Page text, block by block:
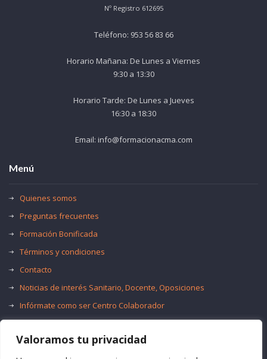
Valoramos tu privacidad
Nº Registro 612695
Teléfono: 953 56 83 66
Horario Mañana: De Lunes a Viernes
9:30 a 13:30
Horario Tarde: De Lunes a Jueves
16:30 a 18:30
Email: info@formacionacma.com
Menú
Quienes somos
Preguntas frecuentes
Formación Bonificada
Términos y condiciones
Contacto
Noticias de interés Sanitario, Docente, Oposiciones
Infórmate como ser Centro Colaborador
Oferta de Empleo Público